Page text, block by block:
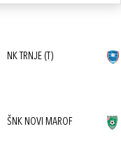
NK TRNJE (T)
ŠNK NOVI MAROF